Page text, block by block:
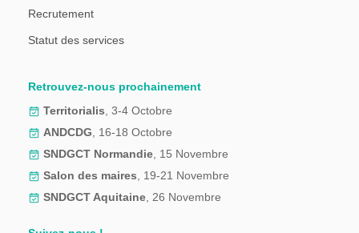
Recrutement
Statut des services
Retrouvez-nous prochainement
Territorialis , 3-4 Octobre
ANDCDG , 16-18 Octobre
SNDGCT Normandie , 15 Novembre
Salon des maires , 19-21 Novembre
SNDGCT Aquitaine , 26 Novembre